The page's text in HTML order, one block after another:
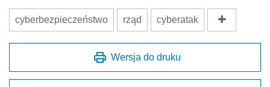
cyberbezpieczeństwo rząd cyberatak
Wersja do druku